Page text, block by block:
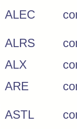
ALEC
ALRS
ALX
ARE
ASTL